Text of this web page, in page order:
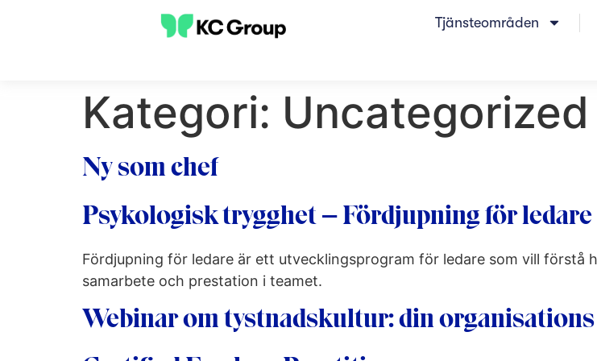
Tjänsteområden
Kategori: Uncategorized
Ny som chef
Psykologisk trygghet – Fördjupning för ledare
Fördjupning för ledare är ett utvecklingsprogram för ledare som vill förstå
samarbete och prestation i teamet.
Webinar om tystnadskultur: din